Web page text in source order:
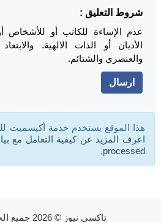
شروط التعليق :
عدم الإساءة للكاتب أو للأشخاص
الأديان أو الذات الالهية.
والعنصري والشتائم.
هذا الموقع يستخدم خدمة أكيسميت
اعرف المزيد عن كيفية التعامل مع
processed
.
تاكسي نيوز © 2026 جميع الحقوق محفوظة.